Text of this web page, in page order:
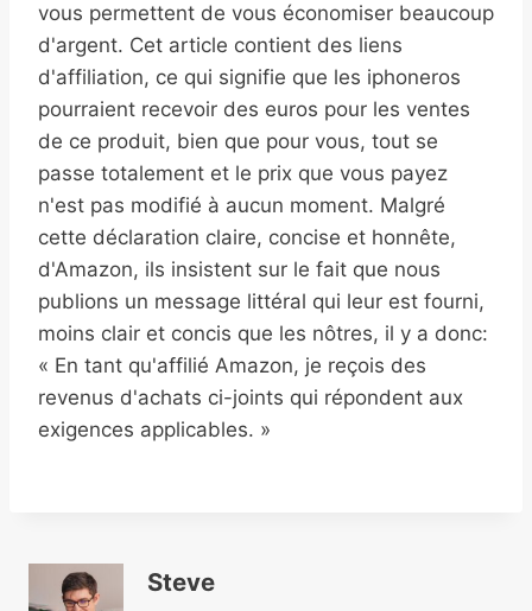
vous permettent de vous économiser beaucoup
d'argent. Cet article contient des liens
d'affiliation, ce qui signifie que les iphoneros
pourraient recevoir des euros pour les ventes
de ce produit, bien que pour vous, tout se
passe totalement et le prix que vous payez
n'est pas modifié à aucun moment. Malgré
cette déclaration claire, concise et honnête,
d'Amazon, ils insistent sur le fait que nous
publions un message littéral qui leur est fourni,
moins clair et concis que les nôtres, il y a donc:
« En tant qu'affilié Amazon, je reçois des
revenus d'achats ci-joints qui répondent aux
exigences applicables. »
Steve